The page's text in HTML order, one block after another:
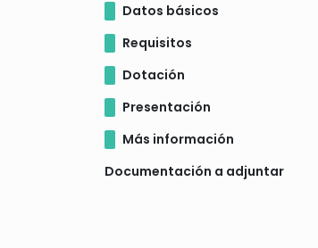
Datos básicos
Requisitos
Dotación
Presentación
Más información
Documentación a adjuntar